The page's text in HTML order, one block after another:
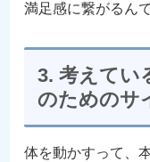
満足感に繋がるん
3. 考えてい
のためのサ
体を動かすって、